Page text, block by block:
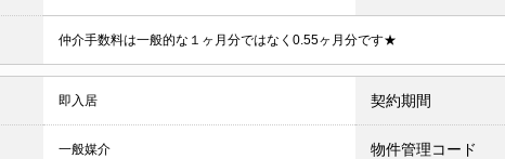
仲介手数料は一般的な１ヶ月分ではなく0.55ヶ月分です★
即入居 契約期間
一般媒介 物件管理コード